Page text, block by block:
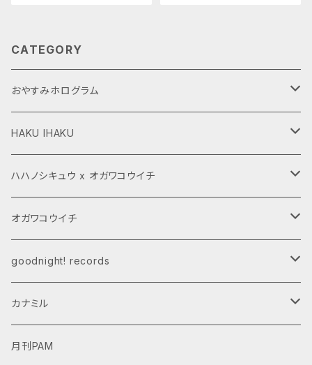
CATEGORY
おやすみホログラム
CD,LP
グッズ
ダウンロード商品
受注商品
HAKU IHAKU
グッズ
CD,LP
ダウンロード商品
ハハノシキュウ x オガワコウイチ
グッズ
CD,LP
ダウンロード商品
オガワコウイチ
CD,LP
goodnight! records
グッズ
受注商品
カナミル
デジタルデータ
月刊PAM